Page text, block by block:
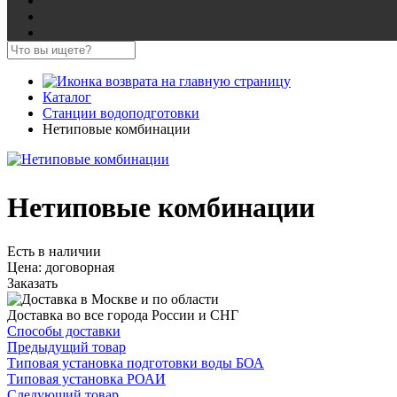
Каталог
Станции водоподготовки
Нетиповые комбинации
Нетиповые комбинации
Есть в наличии
Цена: договорная
Заказать
Доставка во все города России и СНГ
Способы доставки
Предыдущий товар
Типовая установка подготовки воды БОА
Типовая установка РОАИ